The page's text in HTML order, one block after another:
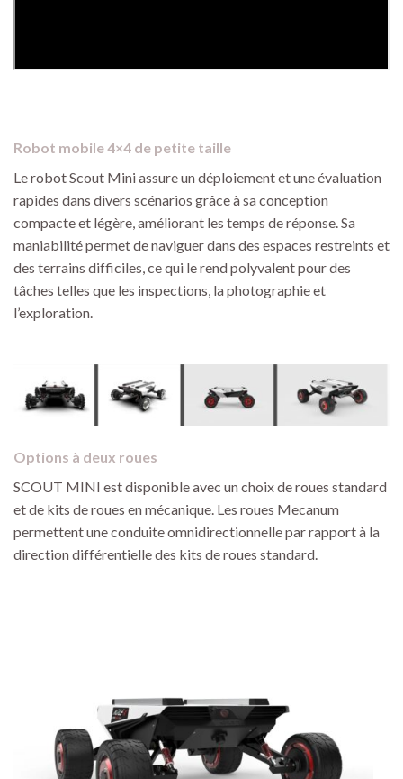
Robot mobile 4×4 de petite taille
Le robot Scout Mini assure un déploiement et une évaluation
rapides dans divers scénarios grâce à sa conception
compacte et légère, améliorant les temps de réponse. Sa
maniabilité permet de naviguer dans des espaces restreints et
des terrains difficiles, ce qui le rend polyvalent pour des
tâches telles que les inspections, la photographie et
l’exploration.
Options à deux roues
SCOUT MINI est disponible avec un choix de roues standard
et de kits de roues en mécanique. Les roues Mecanum
permettent une conduite omnidirectionnelle par rapport à la
direction différentielle des kits de roues standard.